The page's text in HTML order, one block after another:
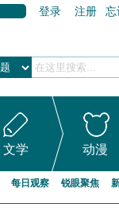
登录 注册 忘
文学 动漫
每日观察 锐眼聚焦